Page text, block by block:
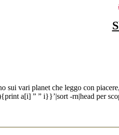
vari planet che leggo con
a[i] ” ” i}}’|sort -rn|head per